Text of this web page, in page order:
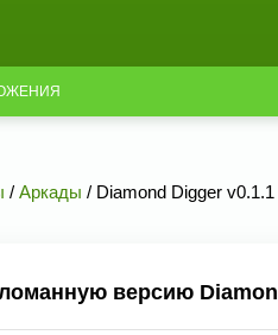
/ Аркады / Diamond Digger
версию